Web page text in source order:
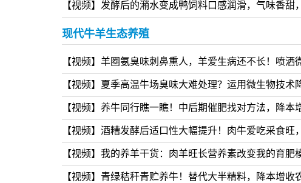
【视频】发酵豆渣喂羊不仅实现了资源的循环利用，更
【视频】发酵后的潲水变成鸭饲料口感润滑，气味香甜
现代牛羊生态养殖
【视频】羊圈氨臭味刺鼻熏人，羊爱生病还不长！喷洒
【视频】夏季高温牛场臭味大难处理？运用微生物技术
【视频】养牛同行瞧一瞧！中后期催肥找对方法，降本
【视频】酒糟发酵后适口性大幅提升！肉牛爱吃采食旺